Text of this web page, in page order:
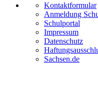
Kontaktformular
Anmeldung
Schulportal
Impressum
Datenschutz
Sachsen.de